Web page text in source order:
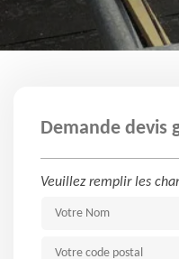
Demande devis
Veuillez remplir les